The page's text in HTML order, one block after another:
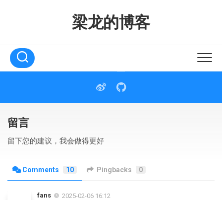
梁龙的博客
留言
留下您的建议，我会做得更好
Comments 10 Pingbacks 0
fans
2025-02-06 16:12